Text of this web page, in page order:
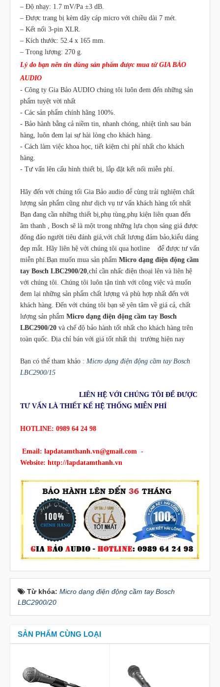
– Độ nhạy: 1.7 mV/Pa ±3 dB.
– Được trang bị kèm dây cáp micro với chiều dài 7 mét.
– Kết nối 3-pin XLR.
– Kích thước: 52.4 x 165 mm.
– Trọng lượng: 270 g.
Lý do bạn nên tin dùng sản phẩm được mua từ GIA BẢO
AUDIO
- Công ty Gia Bảo AUDIO chúng tôi luôn đem đến những sản
phẩm tuyệt vời nhất
- Các sản phẩm chính hãng 100%.
- Bảo hành bằng cả niềm tin, nhanh chóng, nhiệt tình sau bán
hàng, luôn đem lại sự hài lòng cho khách hàng.
- Cách làm việc khoa học, tiết kiệm chi phí nhất cho khách
hàng.
- Tư vấn lên cấu hình thiết bị, lắp đặt kết nối miễn phí.
Hãy đến với chúng tối Gia Bảo audio để cùng trải nghiệm chất
lượng sản phẩm cũng như dịch vụ tư vấn khách hàng tốt nhất
Bạn đang cần những thiết bị,phụ tùng,phụ kiện liên quan đến
âm thanh , Bosch sẽ là một trong những lựa chọn sáng giá được
đông đảo người tiêu đánh giá,với chất lượng đảm bảo,kiểu dáng
đẹp mắt. Hãy liên hệ với chúng tôi qua hotline để được tư vấn
miễn phí.Bạn muốn mua sản phẩm Micro dạng điện động cầm
tay Bosch LBC2900/20 ,chỉ cần nhấc điện thoại lên và liên hệ
với chúng tôi. Chúng tôi luôn tận tình với công việc và muốn
đem lại những sản phẩm chất lượng và phù hợp nhất đến với
khách hàng. Đến với chúng tôi bạn sẽ yên tâm về giá cả, chất
lượng sản phẩm Micro dạng điện động cầm tay Bosch
LBC2900/20 và chế độ bảo hành tốt nhất cho khách hàng trên
toàn quốc. Địa chỉ bán với giá tốt nhất thị trường hiện nay
Bạn có thể tham khảo : Micro dạng điện động cầm tay Bosch
LBC2900/15
LIÊN HỆ VỚI CHÚNG TÔI ĐỂ ĐƯỢC
TƯ VẤN LÀ THIẾT KẾ HỆ THỐNG MIỄN PHÍ
HOTLINE: 0989 64 24 98
Email: lapdatamthanh.vn@gmail.com -
Website: http://lapdatamthanh.vn
Từ khóa: Micro dạng điện động cầm tay Bosch
LBC2900/20
SẢN PHẨM CÙNG LOẠI